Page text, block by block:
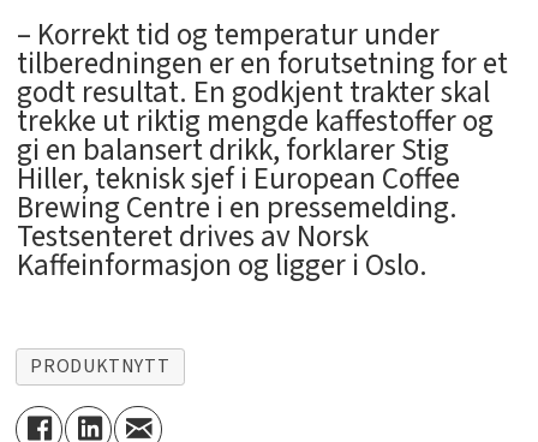
– Korrekt tid og temperatur under
tilberedningen er en forutsetning for et
godt resultat. En godkjent trakter skal
trekke ut riktig mengde kaffestoffer og
gi en balansert drikk, forklarer Stig
Hiller, teknisk sjef i European Coffee
Brewing Centre i en pressemelding.
Testsenteret drives av Norsk
Kaffeinformasjon og ligger i Oslo.
PRODUKTNYTT